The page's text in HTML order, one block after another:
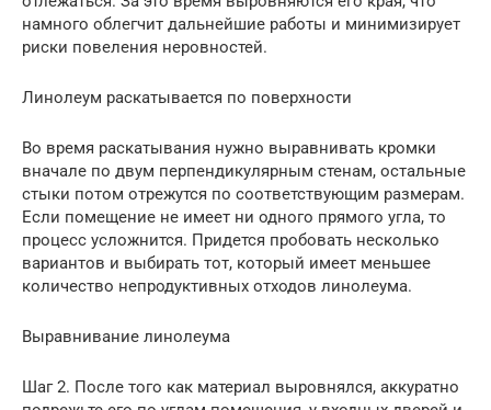
намного облегчит дальнейшие работы и минимизирует
риски повеления неровностей.
Линолеум раскатывается по поверхности
Во время раскатывания нужно выравнивать кромки
вначале по двум перпендикулярным стенам, остальные
стыки потом отрежутся по соответствующим размерам.
Если помещение не имеет ни одного прямого угла, то
процесс усложнится. Придется пробовать несколько
вариантов и выбирать тот, который имеет меньшее
количество непродуктивных отходов линолеума.
Выравнивание линолеума
Шаг 2. После того как материал выровнялся, аккуратно